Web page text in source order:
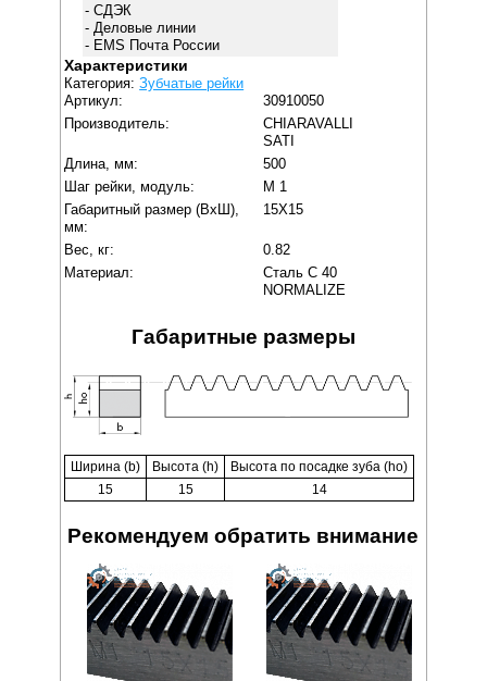
- СДЭК
- Деловые линии
- EMS Почта России
Характеристики
Категория:Зубчатые рейки
Артикул:
30910050
Производитель:
CHIARAVALLI
SATI
Длина, мм:
500
Шаг рейки, модуль:
M 1
Габаритный размер (ВxШ),
мм:
15X15
Вес, кг:
0.82
Материал:
Сталь C 40
NORMALIZE
Габаритные размеры
Ширина (b) Высота (h)
Высота по посадке зуба (ho)
15
15 14
Рекомендуем обратить внимание